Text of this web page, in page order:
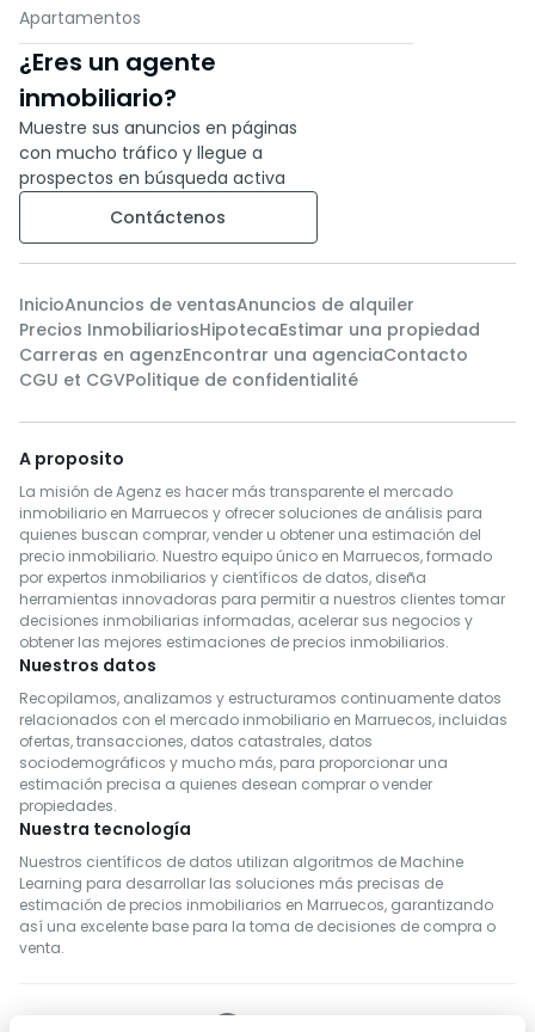
Apartamentos
¿Eres un agente
inmobiliario?
Muestre sus anuncios en páginas
con mucho tráfico y llegue a
prospectos en búsqueda activa
Contáctenos
InicioAnuncios de ventasAnuncios de alquiler
Precios InmobiliariosHipotecaEstimar una propiedad
Carreras en agenzEncontrar una agenciaContacto
CGU et CGVPolitique de confidentialité
A proposito
La misión de Agenz es hacer más transparente el mercado
inmobiliario en Marruecos y ofrecer soluciones de análisis para
quienes buscan comprar, vender u obtener una estimación del
precio inmobiliario. Nuestro equipo único en Marruecos, formado
por expertos inmobiliarios y científicos de datos, diseña
herramientas innovadoras para permitir a nuestros clientes tomar
decisiones inmobiliarias informadas, acelerar sus negocios y
obtener las mejores estimaciones de precios inmobiliarios.
Nuestros datos
Recopilamos, analizamos y estructuramos continuamente datos
relacionados con el mercado inmobiliario en Marruecos, incluidas
ofertas, transacciones, datos catastrales, datos
sociodemográficos y mucho más, para proporcionar una
estimación precisa a quienes desean comprar o vender
propiedades.
Nuestra tecnología
Nuestros científicos de datos utilizan algoritmos de Machine
Learning para desarrollar las soluciones más precisas de
estimación de precios inmobiliarios en Marruecos, garantizando
así una excelente base para la toma de decisiones de compra o
venta.